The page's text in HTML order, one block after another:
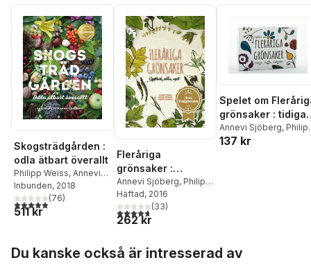
Skogsträdgården :
odla ätbart överallt
Philipp Weiss, Annevi
Sjöberg
Inbunden, 2018
4,9utav 5 stjärnor. Totalt antal röster:
(76)
511 kr
Fleråriga
grönsaker :
upptäck, odla, njut
Annevi Sjöberg, Philipp
Weiss,Daniel Larsson
Häftad, 2016
4,7utav 5 stjärnor. Totalt antal röster:
(33)
262 kr
Spelet om
grönsaker : tidiga,
tuffa, tokgoda
Annevi Sjöberg,
Weiss,Martin
137 kr
Du kanske också är intresserad av